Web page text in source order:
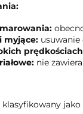
myjące:
nie
klasyfikowany